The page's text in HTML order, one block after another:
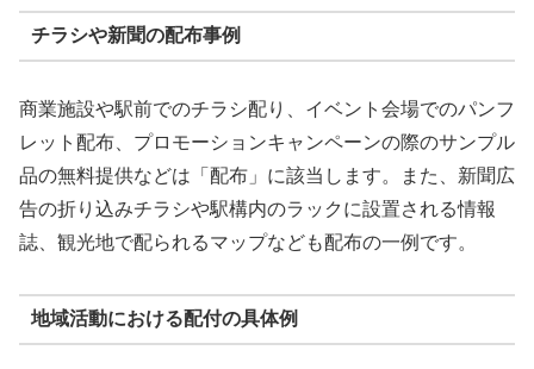
チラシや新聞の配布事例
商業施設や駅前でのチラシ配り、イベント会場でのパンフ
レット配布、プロモーションキャンペーンの際のサンプル
品の無料提供などは「配布」に該当します。また、新聞広
告の折り込みチラシや駅構内のラックに設置される情報
誌、観光地で配られるマップなども配布の一例です。
地域活動における配付の具体例